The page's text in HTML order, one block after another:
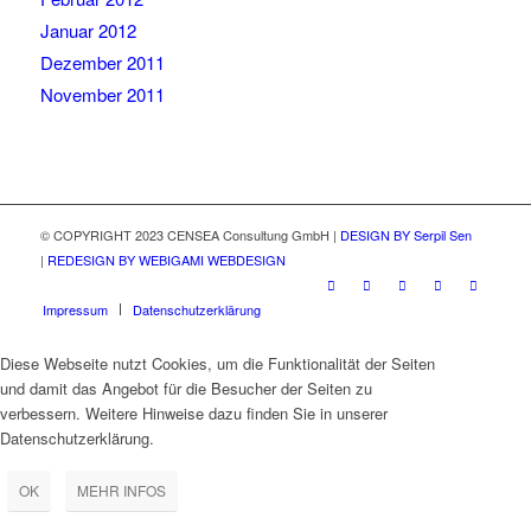
Januar 2012
Dezember 2011
November 2011
© COPYRIGHT 2023 CENSEA Consultung GmbH | DESIGN BY Serpil Sen
| REDESIGN BY WEBIGAMI WEBDESIGN
Impressum Datenschutzerklärung
Diese Webseite nutzt Cookies, um die Funktionalität der Seiten
und damit das Angebot für die Besucher der Seiten zu
verbessern. Weitere Hinweise dazu finden Sie in unserer
Datenschutzerklärung.
OK MEHR INFOS